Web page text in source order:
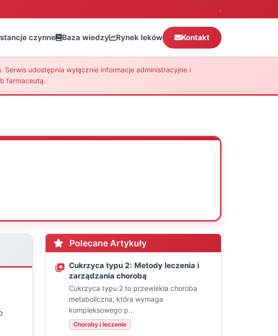
.
czynne Baza wiedzy Rynek leków Kontakt
udostępnia wyłącznie informacje administracyjne i
farmaceutą.
Polecane Artykuły
Cukrzyca typu 2: Metody leczenia i
zarządzania chorobą
Cukrzyca typu 2 to przewlekła choroba
metaboliczna, która wymaga
kompleksowego p...
Choroby i leczenie